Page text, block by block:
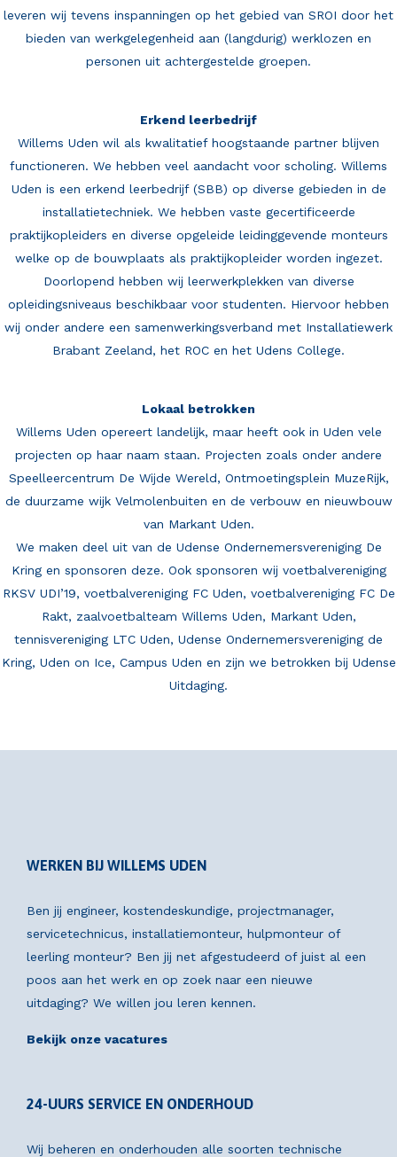
leveren wij tevens inspanningen op het gebied van SROI door het
bieden van werkgelegenheid aan (langdurig) werklozen en
personen uit achtergestelde groepen.
Erkend leerbedrijf
Willems Uden wil als kwalitatief hoogstaande partner blijven
functioneren. We hebben veel aandacht voor scholing. Willems
Uden is een erkend leerbedrijf (SBB) op diverse gebieden in de
installatietechniek. We hebben vaste gecertificeerde
praktijkopleiders en diverse opgeleide leidinggevende monteurs
welke op de bouwplaats als praktijkopleider worden ingezet.
Doorlopend hebben wij leerwerkplekken van diverse
opleidingsniveaus beschikbaar voor studenten. Hiervoor hebben
wij onder andere een samenwerkingsverband met Installatiewerk
Brabant Zeeland, het ROC en het Udens College.
Lokaal betrokken
Willems Uden opereert landelijk, maar heeft ook in Uden vele
projecten op haar naam staan. Projecten zoals onder andere
Speelleercentrum De Wijde Wereld, Ontmoetingsplein MuzeRijk,
de duurzame wijk Velmolenbuiten en de verbouw en nieuwbouw
van Markant Uden.
We maken deel uit van de Udense Ondernemersvereniging De
Kring en sponsoren deze. Ook sponsoren wij voetbalvereniging
RKSV UDI’19, voetbalvereniging FC Uden, voetbalvereniging FC De
Rakt, zaalvoetbalteam Willems Uden, Markant Uden,
tennisvereniging LTC Uden, Udense Ondernemersvereniging de
Kring, Uden on Ice, Campus Uden en zijn we betrokken bij Udense
Uitdaging.
WERKEN BIJ WILLEMS UDEN
Ben jij engineer, kostendeskundige, projectmanager,
servicetechnicus, installatiemonteur, hulpmonteur of
leerling monteur? Ben jij net afgestudeerd of juist al een
poos aan het werk en op zoek naar een nieuwe
uitdaging? We willen jou leren kennen.
Bekijk onze vacatures
24-UURS SERVICE EN ONDERHOUD
Wij beheren en onderhouden alle soorten technische